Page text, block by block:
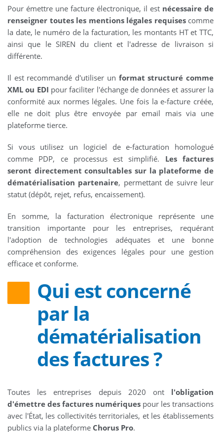
Pour émettre une facture électronique, il est nécessaire de
renseigner toutes les mentions légales requisescomme
la date, le numéro de la facturation, les montants HT et TTC,
ainsi que le SIREN du client et l'adresse de livraison si
différente.
Il est recommandé d'utiliser un format structuré comme
XML ou EDI pour faciliter l'échange de données et assurer la
conformité aux normes légales. Une fois la e-facture créée,
elle ne doit plus être envoyée par email mais via une
plateforme tierce.
Si vous utilisez un logiciel de e-facturation homologué
comme PDP, ce processus est simplifié. Les factures
seront directement consultables sur la plateforme de
dématérialisation partenaire, permettant de suivre leur
statut (dépôt, rejet, refus, encaissement).
En somme, la facturation électronique représente une
transition importante pour les entreprises, requérant
l'adoption de technologies adéquates et une bonne
compréhension des exigences légales pour une gestion
efficace et conforme.
Qui est concerné
par la
dématérialisation
des factures ?
Toutes les entreprises depuis 2020 ont l'obligation
d'émettre des factures numériques pour les transactions
avec l'État, les collectivités territoriales, et les établissements
publics via la plateforme Chorus Pro.